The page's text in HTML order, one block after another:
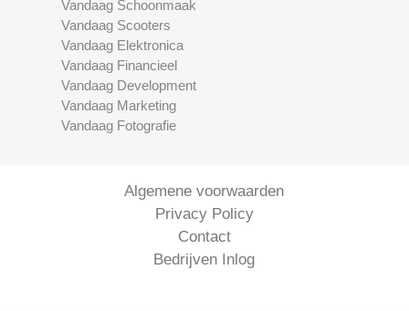
Vandaag Schoonmaak
Vandaag Scooters
Vandaag Elektronica
Vandaag Financieel
Vandaag Development
Vandaag Marketing
Vandaag Fotografie
Algemene voorwaarden
Privacy Policy
Contact
Bedrijven Inlog